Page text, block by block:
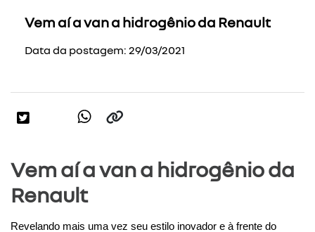
Vem aí a van a hidrogênio da Renault
Data da postagem: 29/03/2021
Vem aí a van a hidrogênio da
Renault
Revelando mais uma vez seu estilo inovador e à frente do